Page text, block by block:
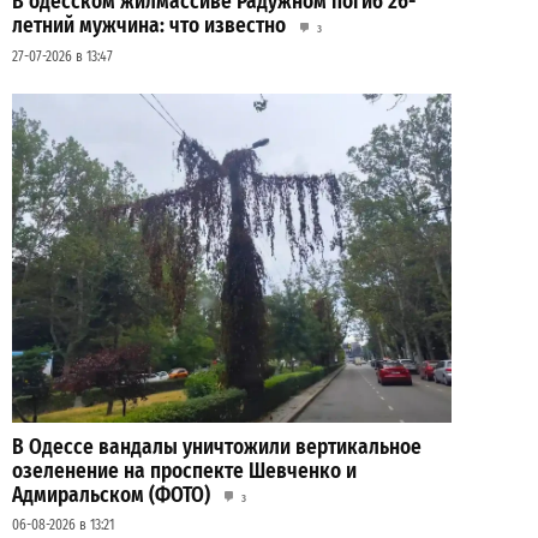
летний мужчина: что известно
3
27-07-2026 в 13:47
В Одессе вандалы уничтожили вертикальное
озеленение на проспекте Шевченко и
Адмиральском (ФОТО)
3
06-08-2026 в 13:21